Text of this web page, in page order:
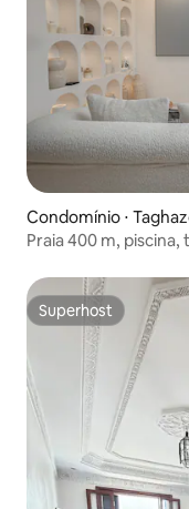
Condomínio ⋅
Praia 400 m,
Superhost
Superhost